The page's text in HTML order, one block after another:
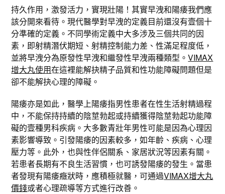
持久作用，激發活力，實現壯陽！其實早洩和陽痿我們應
該分開來看待。現代醫學對早洩的定義目前還沒有壹個十
分準確的定義。不同學術定義中大多涉及三個共同的因
素，即射精潛伏期短、射精控制能力差、性滿足程度低，
並將早洩分為原發性早洩和繼發性早洩兩種類型。VIMAX
增大丸使用在這裡能解抉精子品質和性功能障礙問題但是
卻不能解抉心理的障礙。
陽痿亦是如此，醫學上陽痿指男性患者在性生活射精過程
中，不能保持持續的陰莖勃起或持續獲得陰莖勃起功能障
礙的壹種男科疾病。大多數青壯年男性可能是因為心理因
素影響導致。引發陽痿的因素較多，如年齡、疾病、心理
壓力等。此外，也與性伴侶關系、家居狀況等因素有關。
若患者長期有不良生活習慣，也可誘發陽痿的發生。當患
者發現有陽痿癥狀時，應積極就醫，可通過VIMAX增大丸
價錢或者心理疏導等方式進行改善。